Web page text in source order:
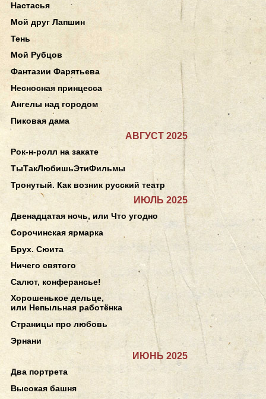
Настасья
Мой друг Лапшин
Тень
Мой Рубцов
Фантазии Фарятьева
Несносная принцесса
Ангелы над городом
Пиковая дама
АВГУСТ 2025
Рок-н-ролл на закате
ТыТакЛюбишьЭтиФильмы
Тронутый. Как возник русский театр
ИЮЛЬ 2025
Двенадцатая ночь, или Что угодно
Сорочинская ярмарка
Брух. Сюита
Ничего святого
Салют, конферансье!
Хорошенькое дельце,
или Непыльная работёнка
Страницы про любовь
Эрнани
ИЮНЬ 2025
Два портрета
Высокая башня